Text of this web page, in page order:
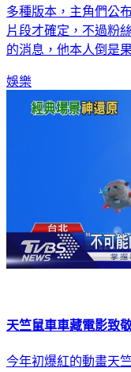
多種版本，主角們公
片段才確定，不過粉
的消息，他本人倒是
娛樂
天竺鼠車車藏電影致
今年初爆紅的動畫天